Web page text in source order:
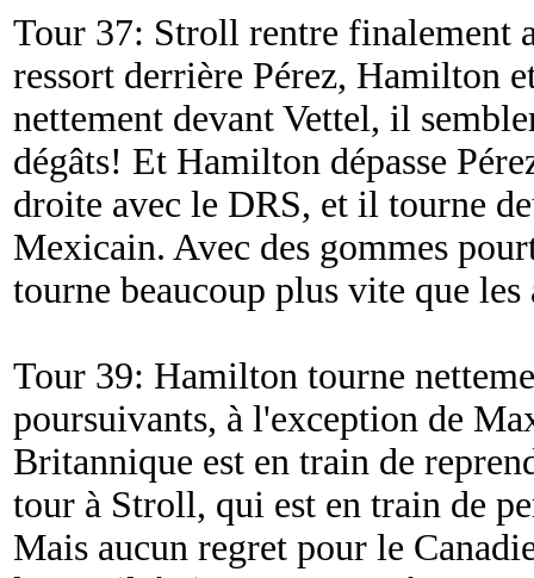
Tour 37: Stroll rentre finalement
ressort derrière Pérez, Hamilton
nettement devant Vettel, il
dégâts! Et Hamilton dépasse
droite avec le DRS, et il tourne
Mexicain. Avec des gommes
tourne beaucoup plus vite que
Tour 39: Hamilton tourne
poursuivants, à l'exception de
Britannique est en train de
tour à Stroll, qui est en train de
Mais aucun regret pour le